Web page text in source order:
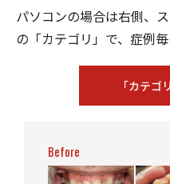
パソコンの場合は右側、
の「カテゴリ」で、症例毎
「カテゴ